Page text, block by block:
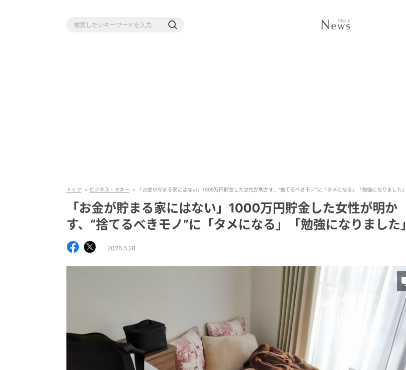
トップ ビジネス・マネー 「お金が貯まる家にはない」1000万円貯金した女性が明かす、“捨てるべきモノ”に「タメになる」「勉強になりました」
「お金が貯まる家にはない」1000万円貯金した女性が明か
す、“捨てるべきモノ”に「タメになる」「勉強になりました」
2026.5.28